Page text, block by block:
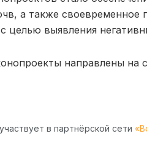
а также своевременное
целью выявления
направлены на
в партнёрской сети